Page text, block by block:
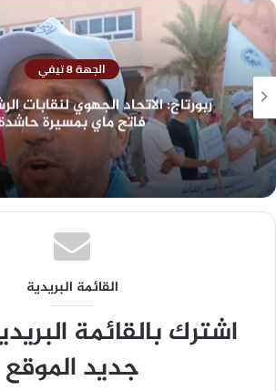
الجهة 8 تيفي
ربورتاج: الاتحاد الجهوي لنقابات
فاتح ماي بمسيرة
القائمة البريدية
اشترك بالقائمة
جديد الموقع